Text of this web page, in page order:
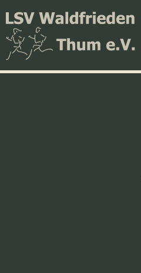
Inhalt
springen